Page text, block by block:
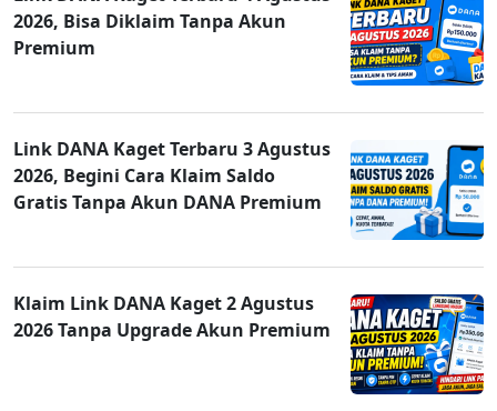
2026, Bisa Diklaim Tanpa Akun
Premium
Link DANA Kaget Terbaru 3 Agustus
2026, Begini Cara Klaim Saldo
Gratis Tanpa Akun DANA Premium
Klaim Link DANA Kaget 2 Agustus
2026 Tanpa Upgrade Akun Premium